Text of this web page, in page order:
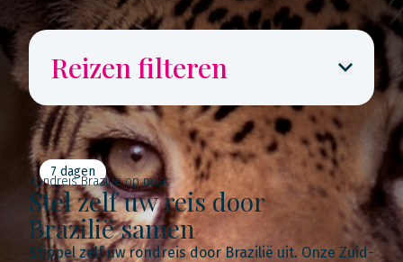
Reizen filteren
7 dagen
Rondreis Brazilië op maat
Stel zelf uw reis door
Brazilië samen
Stippel zelf uw rondreis door Brazilië uit. Onze Zuid-